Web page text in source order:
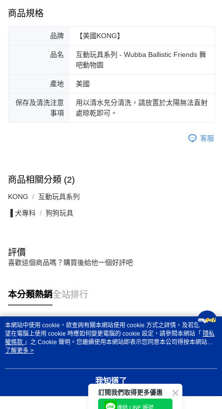
商品規格
品牌 【美國KONG】
品名
互動玩具系列 - Wubba Ballistic Friends 舞
吧動物園
產地 美國
保存及清洗注意
事項
用以清水充分清洗，請放置於太陽無法直射
處晾乾即可。
客服
商品相關分類 (2)
KONG 互動玩具系列
▐ 犬專科 狗狗玩具
評價
喜歡這個商品嗎？購買後給他一個好評吧
本分類熱銷全站排行
熱門標籤
本網站中使用 cookie，欲查詢有關本網站使用 cookie 方式之詳情，及若您不希
望在電腦上使用 cookie 時應如何變更電腦的 cookie 設定，請參閱本網站「 隱私
權條款 」之 Cookie 聲明。您繼續使用本網站即表示您同意本公司得按本網站使
用條款之 Cookie 聲明使用 cookie。
了解更多 >
我知道了
訂閱我們取得更多優惠
連結 LINE 帳號